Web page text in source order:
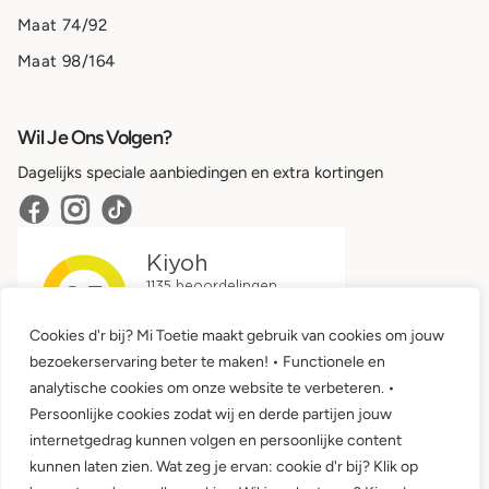
Cookies d'r bij? Mi Toetie maakt gebruik van cookies om jouw
bezoekerservaring beter te maken! • Functionele en
analytische cookies om onze website te verbeteren. •
Persoonlijke cookies zodat wij en derde partijen jouw
internetgedrag kunnen volgen en persoonlijke content
kunnen laten zien. Wat zeg je ervan: cookie d'r bij? Klik op
Maat 74/92
Maat 98/164
Wil Je Ons Volgen?
Dagelijks speciale aanbiedingen en extra kortingen